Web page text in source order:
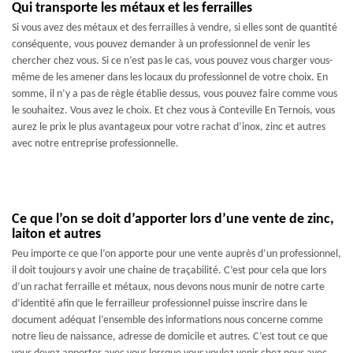
Qui transporte les métaux et les ferrailles
Si vous avez des métaux et des ferrailles à vendre, si elles sont de quantité
conséquente, vous pouvez demander à un professionnel de venir les
chercher chez vous. Si ce n’est pas le cas, vous pouvez vous charger vous-
même de les amener dans les locaux du professionnel de votre choix. En
somme, il n’y a pas de règle établie dessus, vous pouvez faire comme vous
le souhaitez. Vous avez le choix. Et chez vous à Conteville En Ternois, vous
aurez le prix le plus avantageux pour votre rachat d’inox, zinc et autres
avec notre entreprise professionnelle.
Ce que l’on se doit d’apporter lors d’une vente de zinc,
laiton et autres
Peu importe ce que l’on apporte pour une vente auprès d’un professionnel,
il doit toujours y avoir une chaine de traçabilité. C’est pour cela que lors
d’un rachat ferraille et métaux, nous devons nous munir de notre carte
d’identité afin que le ferrailleur professionnel puisse inscrire dans le
document adéquat l’ensemble des informations nous concerne comme
notre lieu de naissance, adresse de domicile et autres. C’est tout ce que